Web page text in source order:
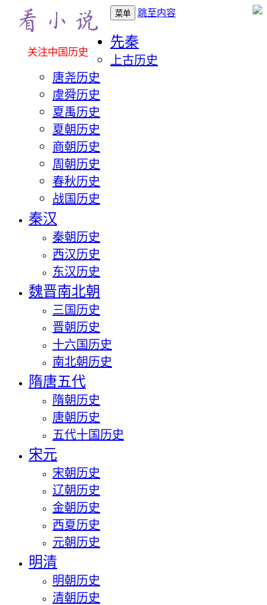
关注中国历史
菜单 跳至内容
先秦
上古历史
唐尧历史
虞舜历史
夏禹历史
夏朝历史
商朝历史
周朝历史
春秋历史
战国历史
秦汉
秦朝历史
西汉历史
东汉历史
魏晋南北朝
三国历史
晋朝历史
十六国历史
南北朝历史
隋唐五代
隋朝历史
唐朝历史
五代十国历史
宋元
宋朝历史
辽朝历史
金朝历史
西夏历史
元朝历史
明清
明朝历史
清朝历史